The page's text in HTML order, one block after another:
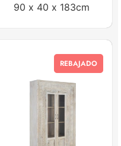
90 x 40 x 183cm
REBAJADO